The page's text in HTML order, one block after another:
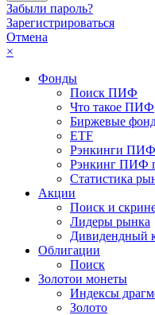
Забыли пароль?
Зарегистрироваться
Отмена
×
Фонды
Поиск ПИФ
Что такое ПИФ
Биржевые
ETF
Рэнкинги ПИФ
Рэнкинг ПИФ
Статистика
Акции
Поиск и
Лидеры рынка
Дивидендный
Облигации
Поиск
Золотои монеты
Индексы
Золото